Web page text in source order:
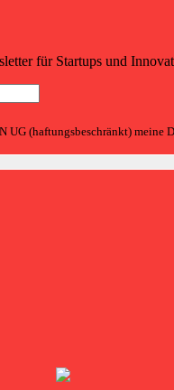
für Startups und
UG (haftungsbeschränkt)